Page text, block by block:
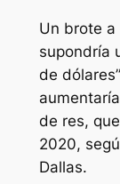
Un brote
supondría
de
de res,
2020,
Dallas.